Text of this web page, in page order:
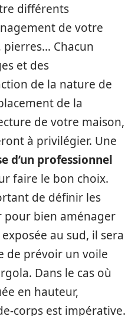
différents
de votre
pierres… Chacun
et des
de la nature de
de la
de votre maison,
à privilégier. Une
d’un professionnel
faire le bon choix.
de définir les
pour bien aménager
au sud, il sera
de prévoir un voile
Dans le cas où
en hauteur,
corps est impérative.